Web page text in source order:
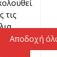
τις
Αποδοχή